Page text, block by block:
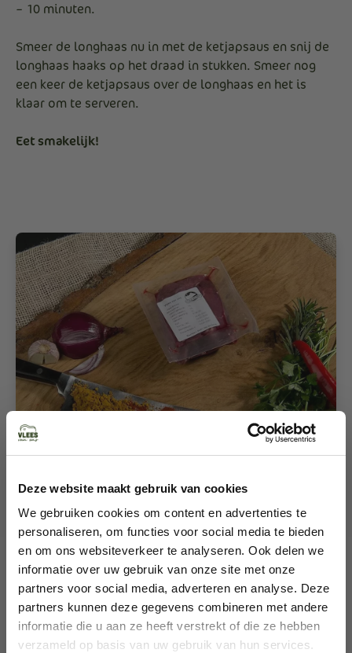
Deze website maakt gebruik van cookies
We gebruiken cookies om content en advertenties te
personaliseren, om functies voor social media te bieden
en om ons websiteverkeer te analyseren. Ook delen we
informatie over uw gebruik van onze site met onze
partners voor social media, adverteren en analyse. Deze
partners kunnen deze gegevens combineren met andere
informatie die u aan ze heeft verstrekt of die ze hebben
verzameld op basis van uw gebruik van hun services.
– 10 minuten.
Smeer de longhaas nu in met de ketjapsaus en snij de
longhaas haaks op het draad in stukken. Smeer nog
een keer de ketjapsaus over de longhaas en het is
klaar om te serveren.
Eet smakelijk!
Bekijken